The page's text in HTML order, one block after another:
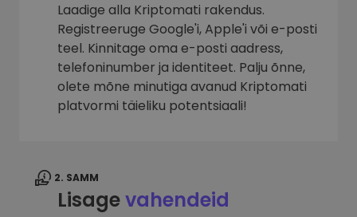
Laadige alla Kriptomati rakendus.
Registreeruge Google'i, Apple'i või e-posti
teel. Kinnitage oma e-posti aadress,
telefoninumber ja identiteet. Palju õnne,
olete mõne minutiga avanud Kriptomati
platvormi täieliku potentsiaali!
2. SAMM
Lisagevahendeid